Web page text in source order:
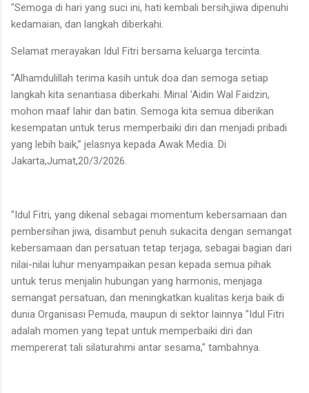
"Semoga di hari yang suci ini, hati kembali bersih,jiwa dipenuhi
kedamaian, dan langkah diberkahi.
Selamat merayakan Idul Fitri bersama keluarga tercinta.
"Alhamdulillah terima kasih untuk doa dan semoga setiap
langkah kita senantiasa diberkahi. Minal 'Aidin Wal Faidzin,
mohon maaf lahir dan batin. Semoga kita semua diberikan
kesempatan untuk terus memperbaiki diri dan menjadi pribadi
yang lebih baik,” jelasnya kepada Awak Media. Di
Jakarta,Jumat,20/3/2026.
"Idul Fitri, yang dikenal sebagai momentum kebersamaan dan
pembersihan jiwa, disambut penuh sukacita dengan semangat
kebersamaan dan persatuan tetap terjaga, sebagai bagian dari
nilai-nilai luhur menyampaikan pesan kepada semua pihak
untuk terus menjalin hubungan yang harmonis, menjaga
semangat persatuan, dan meningkatkan kualitas kerja baik di
dunia Organisasi Pemuda, maupun di sektor lainnya "Idul Fitri
adalah momen yang tepat untuk memperbaiki diri dan
mempererat tali silaturahmi antar sesama," tambahnya.